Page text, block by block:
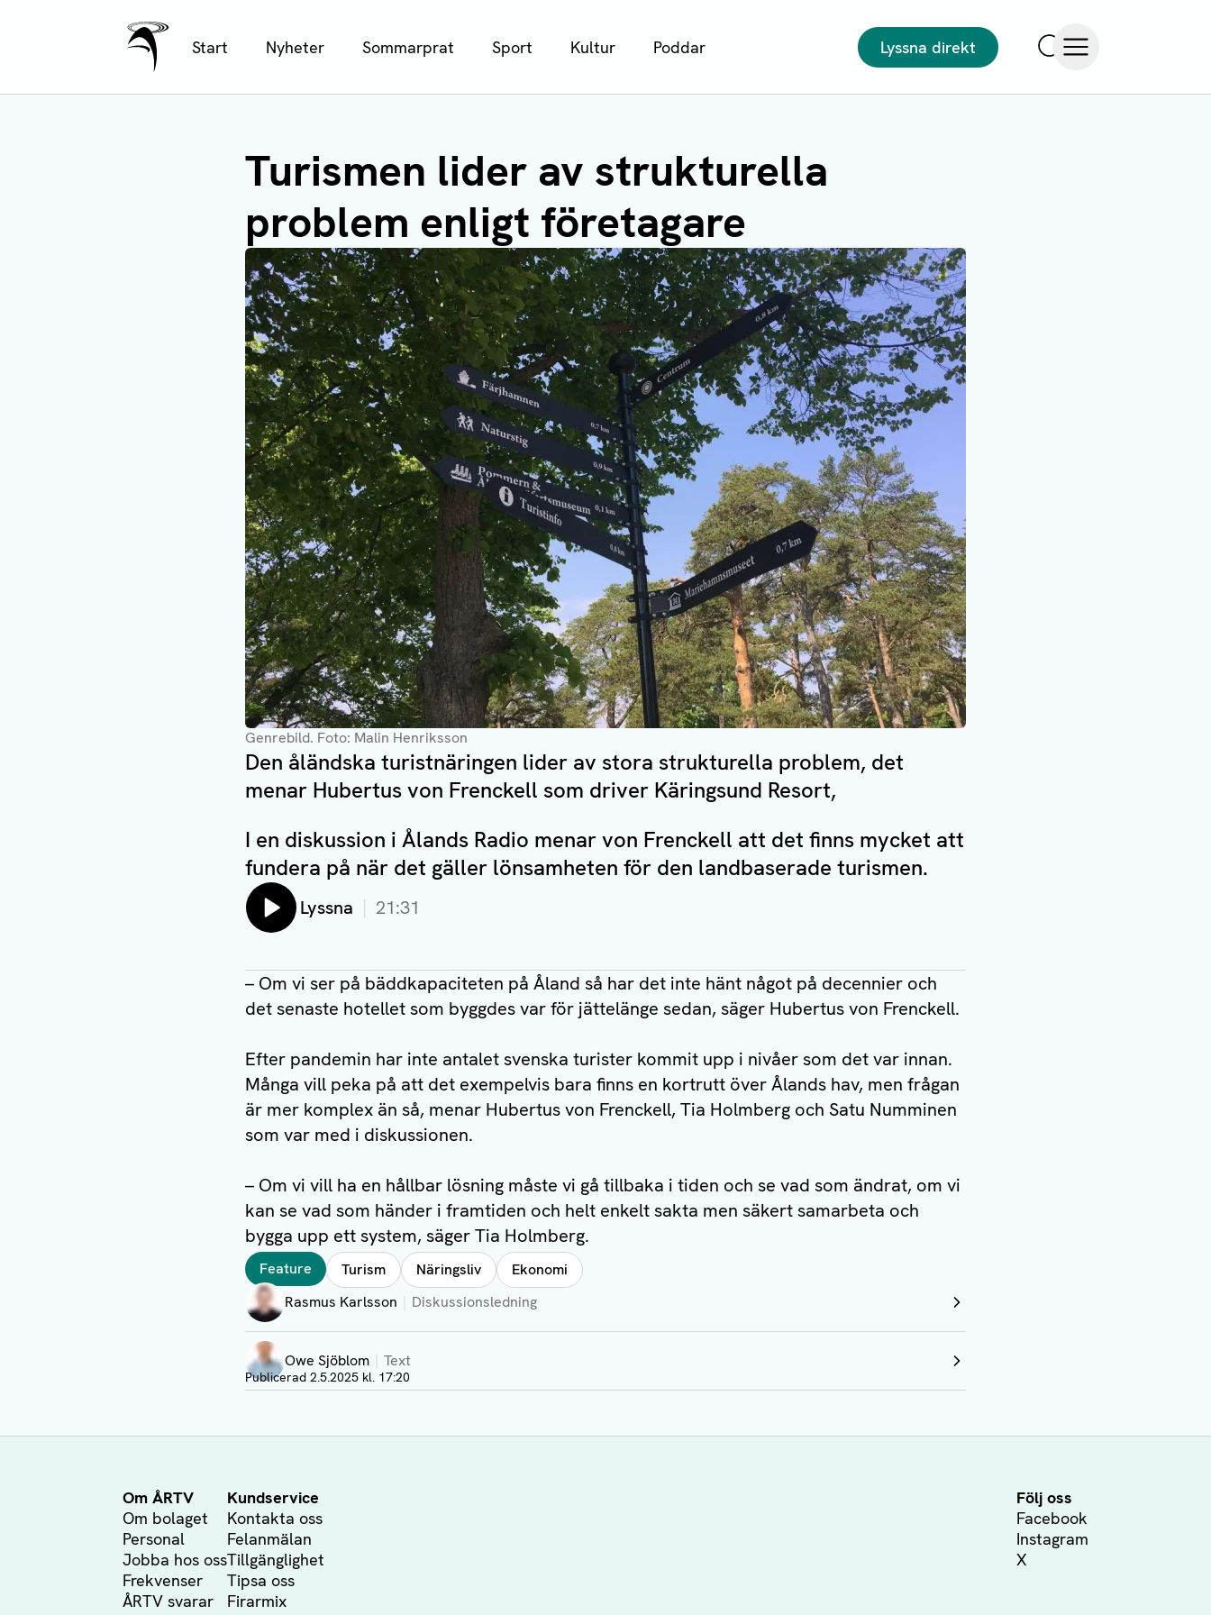
Ålands Radio & TV
Start Nyheter Sommarprat Sport Kultur Poddar
Lyssna direkt
Turismen lider av strukturella
problem enligt företagare
Genrebild. Foto: Malin Henriksson
Den åländska turistnäringen lider av stora strukturella problem, det
menar Hubertus von Frenckell som driver Käringsund Resort,
I en diskussion i Ålands Radio menar von Frenckell att det finns mycket att
fundera på när det gäller lönsamheten för den landbaserade turismen.
Lyssna 21:31
– Om vi ser på bäddkapaciteten på Åland så har det inte hänt något på decennier och
det senaste hotellet som byggdes var för jättelänge sedan, säger Hubertus von Frenckell.
Efter pandemin har inte antalet svenska turister kommit upp i nivåer som det var innan.
Många vill peka på att det exempelvis bara finns en kortrutt över Ålands hav, men frågan
är mer komplex än så, menar Hubertus von Frenckell, Tia Holmberg och Satu Numminen
som var med i diskussionen.
– Om vi vill ha en hållbar lösning måste vi gå tillbaka i tiden och se vad som ändrat, om vi
kan se vad som händer i framtiden och helt enkelt sakta men säkert samarbeta och
bygga upp ett system, säger Tia Holmberg.
Taggar
Feature Turism Näringsliv Ekonomi
Författare
Rasmus Karlsson
Diskussionsledning
Visa profil
Owe Sjöblom Text
Visa profil
Publicerad 2.5.2025 kl. 17:20
Om ÅRTV
Om bolaget
Personal
Jobba hos oss
Frekvenser
ÅRTV svarar
Kundservice
Kontakta oss
Felanmälan
Tillgänglighet
Tipsa oss
Firarmix
Följ oss
Facebook
Instagram
X